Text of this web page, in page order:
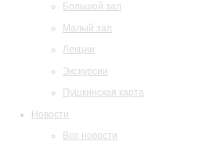
Большой зал
Малый зал
Лекции
Экскурсии
Пушкинская карта
Новости
Все новости